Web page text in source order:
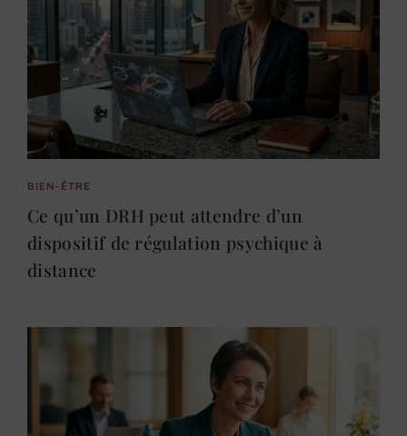
BIEN-ÊTRE
Ce qu’un DRH peut attendre d’un
dispositif de régulation psychique à
distance